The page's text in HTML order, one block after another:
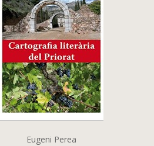
Eugeni Perea